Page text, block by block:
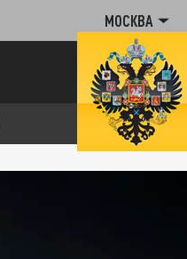
МОСКВА